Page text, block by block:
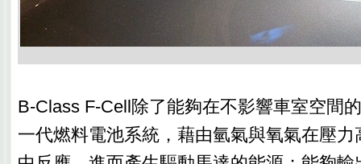
B-Class F-Cell除了能夠在不影響車室空間
一代燃料電池系統，藉由氫氣與氧氣在壓力